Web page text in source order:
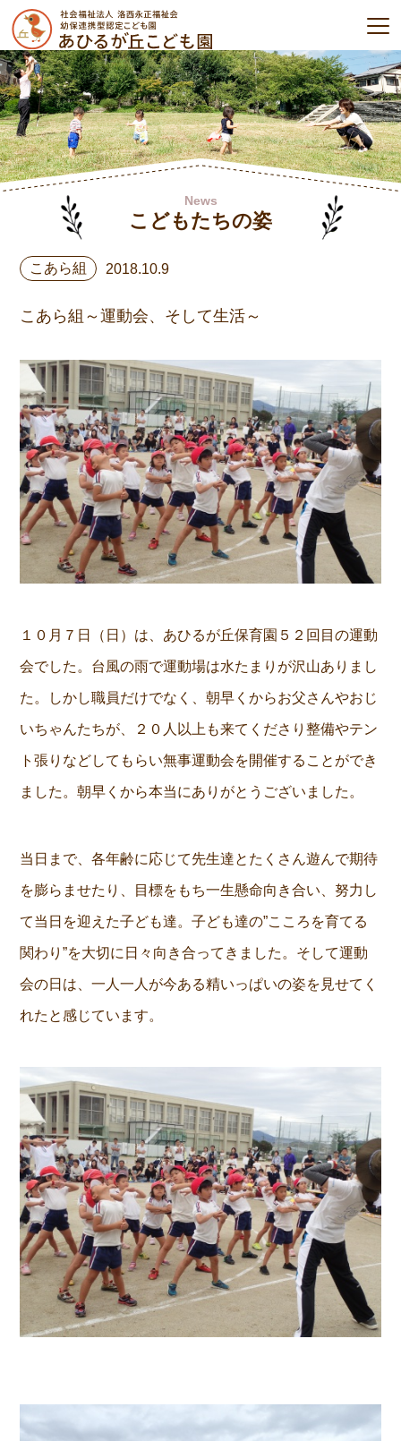
News
こどもたちの姿
こあら組 2018.10.9
こあら組～運動会、そして生活～
１０月７日（日）は、あひるが丘保育園５２回目の運動
会でした。台風の雨で運動場は水たまりが沢山ありまし
た。しかし職員だけでなく、朝早くからお父さんやおじ
いちゃんたちが、２０人以上も来てくださり整備やテン
ト張りなどしてもらい無事運動会を開催することができ
ました。朝早くから本当にありがとうございました。
当日まで、各年齢に応じて先生達とたくさん遊んで期待
を膨らませたり、目標をもち一生懸命向き合い、努力し
て当日を迎えた子ども達。子ども達の”こころを育てる
関わり”を大切に日々向き合ってきました。そして運動
会の日は、一人一人が今ある精いっぱいの姿を見せてく
れたと感じています。